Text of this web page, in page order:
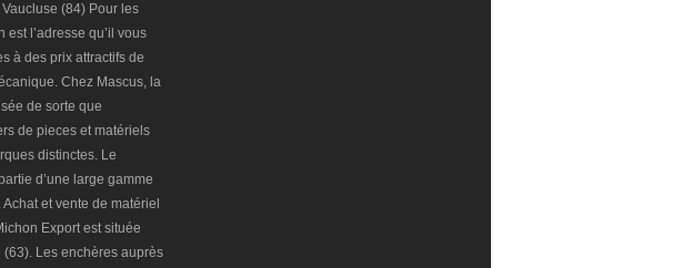
(84) Pour les
l’adresse qu’il vous
à des prix attractifs de
Chez Mascus, la
de sorte que
de pieces et matériels
distinctes. Le
d’une large gamme
et vente de matériel
Export est située
Les enchères auprès